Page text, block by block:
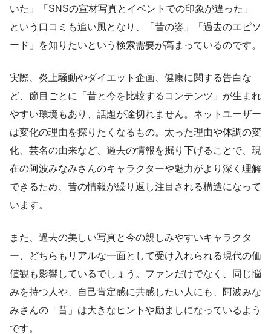
いた」「SNSの宣材写真とイベントでの印象が違った」
という口コミも追い風となり、「昔の姿」「過去のエピソ
ード」を知りたいという検索需要が高まっているのです。
実際、炎上騒動やダイエット企画、健康に関する告白な
ど、節目ごとに「昔と今を比較するコンテンツ」が生まれ
やすい環境もあり、話題が途切れません。ネットユーザー
は変化の理由を探りたくなるもの。太った理由や体調の変
化、芸名の由来など、過去の情報を掘り下げることで、現
在の阿波みなみさんのキャラクターや魅力がより深く理解
できるため、昔の情報が繰り返し注目される構造になって
います。
また、過去の美しい写真と今の親しみやすいキャラクタ
ー、どちらもリアルな一面として受け入れられる現代の価
値観も影響しているでしょう。ファンだけでなく、同じ悩
みを持つ人や、自己肯定感に共感したい人にも、阿波みな
みさんの「昔」は大きなヒントや励ましになっているよう
です。